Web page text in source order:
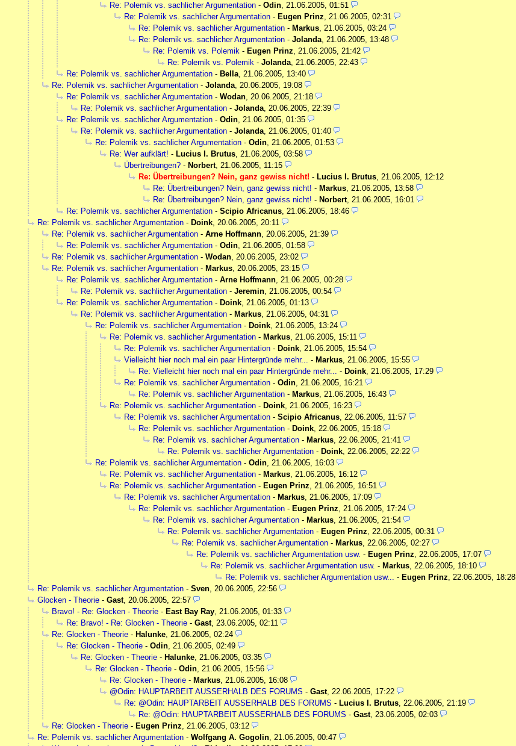
Re: Polemik vs. sachlicher Argumentation - Odin, 21.06.2005, 01:51
Re: Polemik vs. sachlicher Argumentation - Eugen Prinz, 21.06.2005, 02:31
Re: Polemik vs. sachlicher Argumentation - Markus, 21.06.2005, 03:24
Re: Polemik vs. sachlicher Argumentation - Jolanda, 21.06.2005, 13:48
Re: Polemik vs. Polemik - Eugen Prinz, 21.06.2005, 21:42
Re: Polemik vs. Polemik - Jolanda, 21.06.2005, 22:43
Re: Polemik vs. sachlicher Argumentation - Bella, 21.06.2005, 13:40
Re: Polemik vs. sachlicher Argumentation - Jolanda, 20.06.2005, 19:08
Re: Polemik vs. sachlicher Argumentation - Wodan, 20.06.2005, 21:18
Re: Polemik vs. sachlicher Argumentation - Jolanda, 20.06.2005, 22:39
Re: Polemik vs. sachlicher Argumentation - Odin, 21.06.2005, 01:35
Re: Polemik vs. sachlicher Argumentation - Jolanda, 21.06.2005, 01:40
Re: Polemik vs. sachlicher Argumentation - Odin, 21.06.2005, 01:53
Re: Wer aufklärt! - Lucius I. Brutus, 21.06.2005, 03:58
Übertreibungen? - Norbert, 21.06.2005, 11:15
Re: Übertreibungen? Nein, ganz gewiss nicht! - Lucius I. Brutus, 21.06.2005, 12:12
Re: Übertreibungen? Nein, ganz gewiss nicht! - Markus, 21.06.2005, 13:58
Re: Übertreibungen? Nein, ganz gewiss nicht! - Norbert, 21.06.2005, 16:01
Re: Polemik vs. sachlicher Argumentation - Scipio Africanus, 21.06.2005, 18:46
Re: Polemik vs. sachlicher Argumentation - Doink, 20.06.2005, 20:11
Re: Polemik vs. sachlicher Argumentation - Arne Hoffmann, 20.06.2005, 21:39
Re: Polemik vs. sachlicher Argumentation - Odin, 21.06.2005, 01:58
Re: Polemik vs. sachlicher Argumentation - Wodan, 20.06.2005, 23:02
Re: Polemik vs. sachlicher Argumentation - Markus, 20.06.2005, 23:15
Re: Polemik vs. sachlicher Argumentation - Arne Hoffmann, 21.06.2005, 00:28
Re: Polemik vs. sachlicher Argumentation - Jeremin, 21.06.2005, 00:54
Re: Polemik vs. sachlicher Argumentation - Doink, 21.06.2005, 01:13
Re: Polemik vs. sachlicher Argumentation - Markus, 21.06.2005, 04:31
Re: Polemik vs. sachlicher Argumentation - Doink, 21.06.2005, 13:24
Re: Polemik vs. sachlicher Argumentation - Markus, 21.06.2005, 15:11
Re: Polemik vs. sachlicher Argumentation - Doink, 21.06.2005, 15:54
Vielleicht hier noch mal ein paar Hintergründe mehr... - Markus, 21.06.2005, 15:55
Re: Vielleicht hier noch mal ein paar Hintergründe mehr... - Doink, 21.06.2005, 17:29
Re: Polemik vs. sachlicher Argumentation - Odin, 21.06.2005, 16:21
Re: Polemik vs. sachlicher Argumentation - Markus, 21.06.2005, 16:43
Re: Polemik vs. sachlicher Argumentation - Doink, 21.06.2005, 16:23
Re: Polemik vs. sachlicher Argumentation - Scipio Africanus, 22.06.2005, 11:57
Re: Polemik vs. sachlicher Argumentation - Doink, 22.06.2005, 15:18
Re: Polemik vs. sachlicher Argumentation - Markus, 22.06.2005, 21:41
Re: Polemik vs. sachlicher Argumentation - Doink, 22.06.2005, 22:22
Re: Polemik vs. sachlicher Argumentation - Odin, 21.06.2005, 16:03
Re: Polemik vs. sachlicher Argumentation - Markus, 21.06.2005, 16:12
Re: Polemik vs. sachlicher Argumentation - Eugen Prinz, 21.06.2005, 16:51
Re: Polemik vs. sachlicher Argumentation - Markus, 21.06.2005, 17:09
Re: Polemik vs. sachlicher Argumentation - Eugen Prinz, 21.06.2005, 17:24
Re: Polemik vs. sachlicher Argumentation - Markus, 21.06.2005, 21:54
Re: Polemik vs. sachlicher Argumentation - Eugen Prinz, 22.06.2005, 00:31
Re: Polemik vs. sachlicher Argumentation - Markus, 22.06.2005, 02:27
Re: Polemik vs. sachlicher Argumentation usw. - Eugen Prinz, 22.06.2005, 17:07
Re: Polemik vs. sachlicher Argumentation usw. - Markus, 22.06.2005, 18:10
Re: Polemik vs. sachlicher Argumentation usw... - Eugen Prinz, 22.06.2005, 18:28
Re: Polemik vs. sachlicher Argumentation - Sven, 20.06.2005, 22:56
Glocken - Theorie - Gast, 20.06.2005, 22:57
Bravo! - Re: Glocken - Theorie - East Bay Ray, 21.06.2005, 01:33
Re: Bravo! - Re: Glocken - Theorie - Gast, 23.06.2005, 02:11
Re: Glocken - Theorie - Halunke, 21.06.2005, 02:24
Re: Glocken - Theorie - Odin, 21.06.2005, 02:49
Re: Glocken - Theorie - Halunke, 21.06.2005, 03:35
Re: Glocken - Theorie - Odin, 21.06.2005, 15:56
Re: Glocken - Theorie - Markus, 21.06.2005, 16:08
@Odin: HAUPTARBEIT AUSSERHALB DES FORUMS - Gast, 22.06.2005, 17:22
Re: @Odin: HAUPTARBEIT AUSSERHALB DES FORUMS - Lucius I. Brutus, 22.06.2005, 21:19
Re: @Odin: HAUPTARBEIT AUSSERHALB DES FORUMS - Gast, 23.06.2005, 02:03
Re: Glocken - Theorie - Eugen Prinz, 21.06.2005, 03:12
Re: Polemik vs. sachlicher Argumentation - Wolfgang A. Gogolin, 21.06.2005, 00:47